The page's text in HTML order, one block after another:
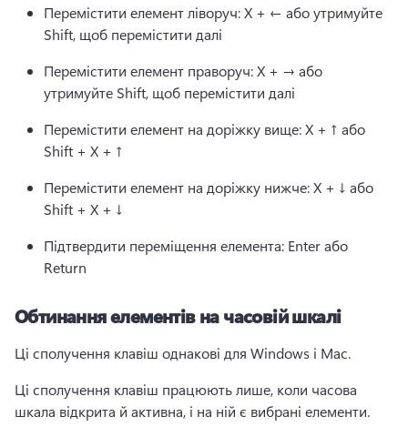
Перемістити елемент ліворуч: X + ← або утримуйте
Shift, щоб перемістити далі
Перемістити елемент праворуч: X + → або
утримуйте Shift, щоб перемістити далі
Перемістити елемент на доріжку вище: X + ↑ або
Shift + X + ↑
Перемістити елемент на доріжку нижче: X + ↓ або
Shift + X + ↓
Підтвердити переміщення елемента: Enter або
Return
Обтинання елементів на часовій шкалі
Ці сполучення клавіш однакові для Windows і Mac.
Ці сполучення клавіш працюють лише, коли часова
шкала відкрита й активна, і на ній є вибрані елементи.